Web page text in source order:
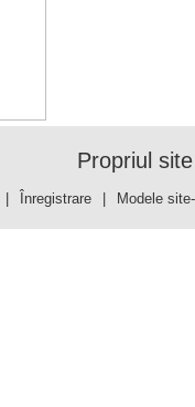
Propriul
Înregistrare Modele